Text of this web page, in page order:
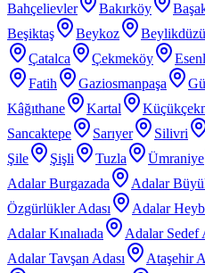
Bahçelievler
Bakırköy
Beşiktaş
Beykoz Beylikdüzü
Çatalca
Çekmeköy
Fatih
Gaziosmanpaşa
Kâğıthane
Kartal
Sancaktepe
Sarıyer Silivri
Şile
Şişli Tuzla Ümraniye
Adalar Burgazada
Adalar
Özgürlükler Adası
Adalar
Adalar Kınalıada
Adalar Sedef
Adalar Tavşan Adası
Ataşehir